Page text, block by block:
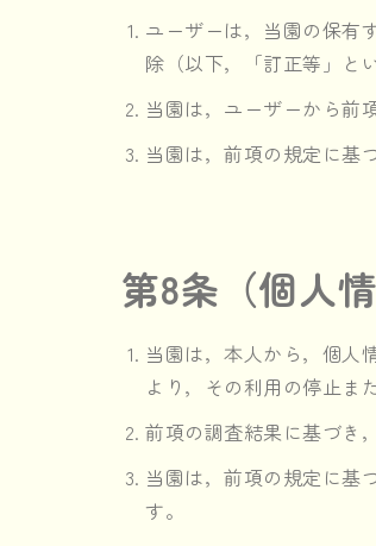
ユーザーは，当園の保有
除（以下，「訂正等」と
当園は，ユーザーから前
当園は，前項の規定に基
第8条（個人
当園は，本人から，個人
より，その利用の停止ま
前項の調査結果に基づき
当園は，前項の規定に基
す。